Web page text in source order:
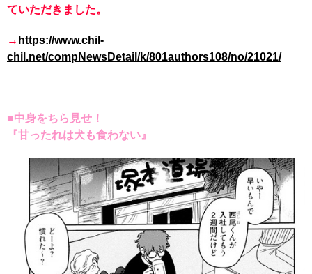
ていただきました。
→ https://www.chil-
chil.net/compNewsDetail/k/801authors108/no/21021/
■中身をちら見せ！
『甘ったれは犬も食わない』